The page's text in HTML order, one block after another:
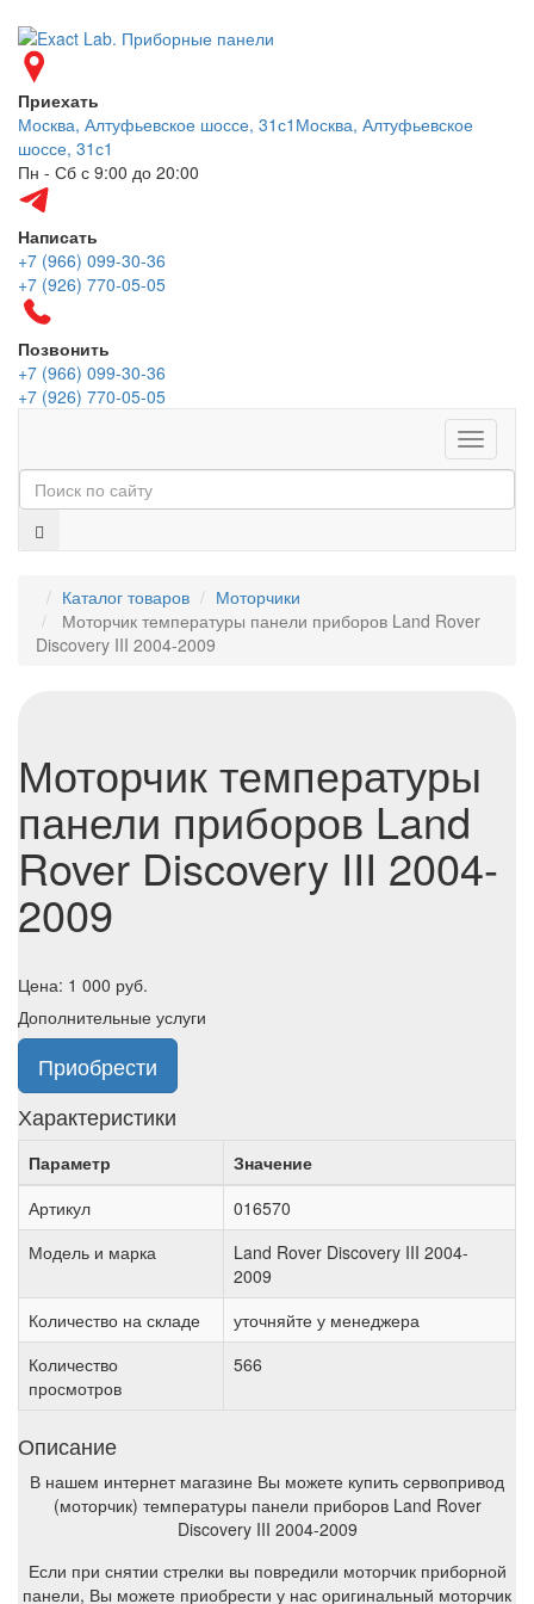
Приехать
Москва, Алтуфьевское шоссе, 31с1 Москва, Алтуфьевское
шоссе, 31с1
Пн - Сб с 9:00 до 20:00
Написать
+7 (966) 099-30-36
+7 (926) 770-05-05
Позвонить
+7 (966) 099-30-36
+7 (926) 770-05-05
Меню
Каталог товаров
Моторчики
Моторчик температуры панели приборов Land Rover
Discovery III 2004-2009
Моторчик температуры
панели приборов Land
Rover Discovery III 2004-
2009
Цена: 1 000 руб.
Дополнительные услуги
Приобрести
Характеристики
Параметр
Значение
Артикул
016570
Модель и марка
Land Rover Discovery III 2004-
2009
Количество на складе
уточняйте у менеджера
Количество
просмотров
566
Описание
В нашем интернет магазине Вы можете купить сервопривод
(моторчик) температуры панели приборов Land Rover
Discovery III 2004-2009
Если при снятии стрелки вы повредили моторчик приборной
панели, Вы можете приобрести у нас оригинальный моторчик